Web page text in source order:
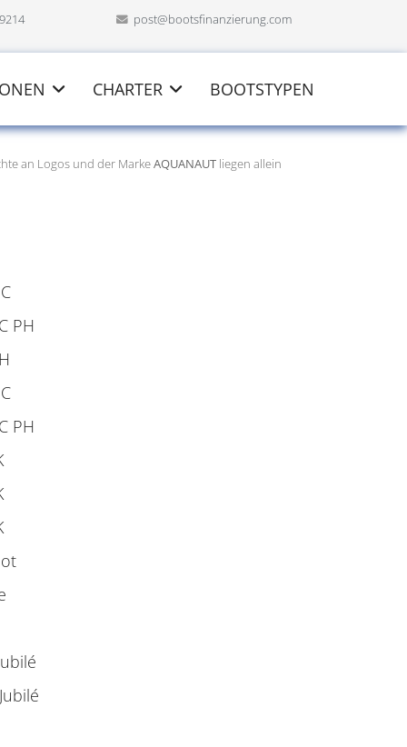
post@bootsfinanzierung.com
CHARTER BOOTSTYPEN
an Logos und der MarkeAQUANAUT liegen allein
PH
PH